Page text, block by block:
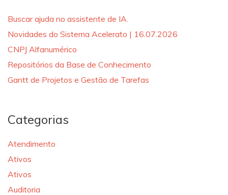
Buscar ajuda no assistente de IA.
Novidades do Sistema Acelerato | 16.07.2026
CNPJ Alfanumérico
Repositórios da Base de Conhecimento
Gantt de Projetos e Gestão de Tarefas
Categorias
Atendimento
Ativos
Ativos
Auditoria